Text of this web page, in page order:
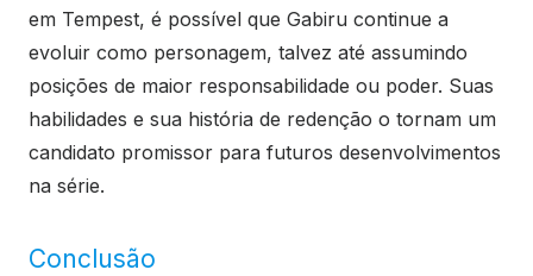
em Tempest, é possível que Gabiru continue a
evoluir como personagem, talvez até assumindo
posições de maior responsabilidade ou poder. Suas
habilidades e sua história de redenção o tornam um
candidato promissor para futuros desenvolvimentos
na série.
Conclusão